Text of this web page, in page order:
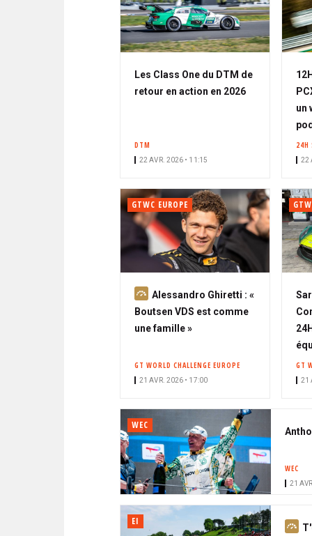
Les Class One du DTM de
retour en action en 2026
DTM
22 AVR. 2026 • 11:15
un
24H
22
GTWC EUROPE
A
b
o
n
é
Alessandro Ghiretti : «
Boutsen VDS est comme
une famille »
GT WORLD CHALLENGE EUROPE
21 AVR. 2026 • 17:00
GT
21
WEC
WEC
21
EI
A